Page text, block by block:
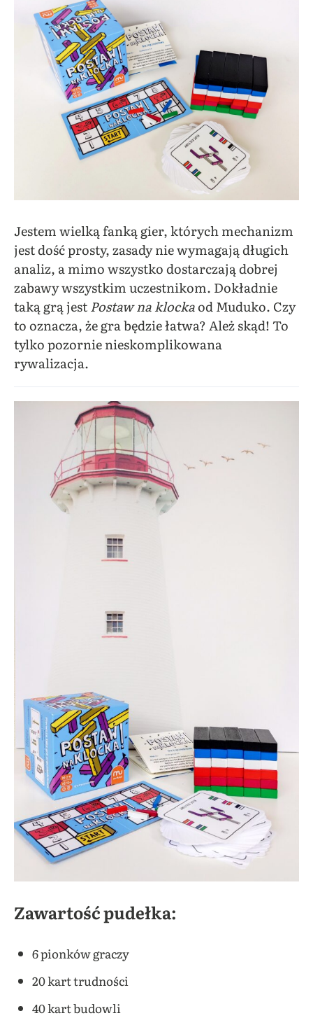
Jestem wielką fanką gier, których mechanizm
jest dość prosty, zasady nie wymagają długich
analiz, a mimo wszystko dostarczają dobrej
zabawy wszystkim uczestnikom. Dokładnie
taką grą jestPostaw na klockaod Muduko. Czy
to oznacza, że gra będzie łatwa? Ależ skąd! To
tylko pozornie nieskomplikowana
rywalizacja.
Zawartość pudełka:
6 pionków graczy
20 kart trudności
40 kart budowli